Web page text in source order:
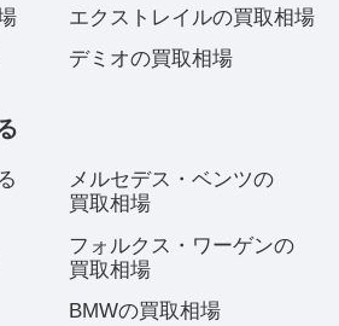
エクストレイルの買取相場
デミオの買取相場
メルセデス・ベンツの
買取相場
フォルクス・ワーゲンの
買取相場
BMWの買取相場